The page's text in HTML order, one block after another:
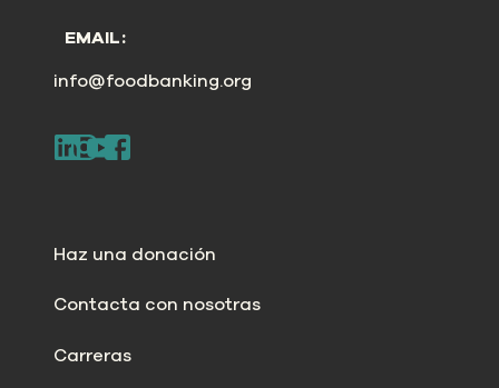
EMAIL:
info@foodbanking.org
Haz una donación
Contacta con nosotras
Carreras